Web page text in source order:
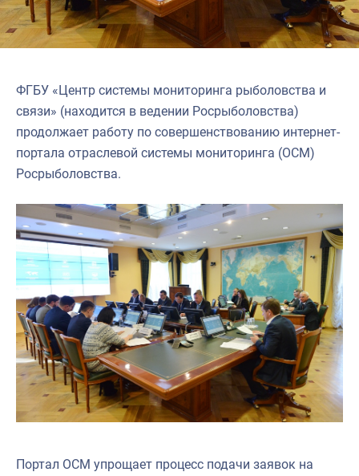
ФГБУ «Центр системы мониторинга рыболовства и
связи» (находится в ведении Росрыболовства)
продолжает работу по совершенствованию интернет-
портала отраслевой системы мониторинга (ОСМ)
Росрыболовства.
Портал ОСМ упрощает процесс подачи заявок на